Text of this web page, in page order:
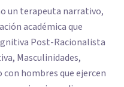
un terapeuta narrativo,
académica que
Post-Racionalista
Masculinidades,
hombres que ejercen